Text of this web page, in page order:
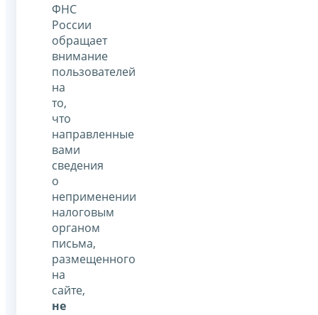
ФНС
России
обращает
внимание
пользователей
на
то,
что
направленные
вами
сведения
о
неприменении
налоговым
органом
письма,
размещенного
на
сайте,
не